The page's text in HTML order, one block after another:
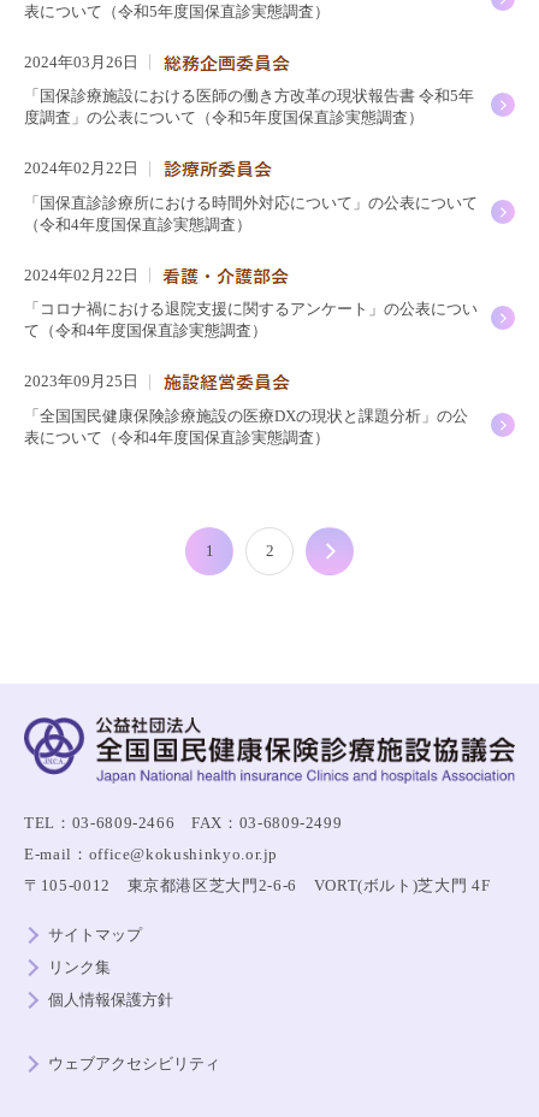
表について（令和5年度国保直診実態調査）
2024年03月26日
「国保診療施設における医師の働き方改革の現状報告書 令和5年
度調査」の公表について（令和5年度国保直診実態調査）
2024年02月22日
「国保直診診療所における時間外対応について」の公表について
（令和4年度国保直診実態調査）
2024年02月22日
「コロナ禍における退院支援に関するアンケート」の公表につい
て（令和4年度国保直診実態調査）
2023年09月25日
「全国国民健康保険診療施設の医療DXの現状と課題分析」の公
表について（令和4年度国保直診実態調査）
1 2
TEL：03-6809-2466 FAX：03-6809-2499
E-mail：office@kokushinkyo.or.jp
〒105-0012 東京都港区芝大門2-6-6 VORT(ボルト)芝大門 4F
サイトマップ
リンク集
個人情報保護方針
ウェブアクセシビリティ